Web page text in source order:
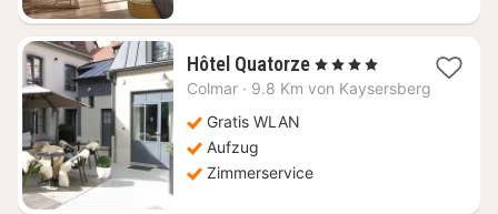
Hôtel Quatorze1
Nacht
, 4 Sterne
Colmar · 9.8 Km von Kaysersberg
Gratis WLAN
Aufzug
Zimmerservice